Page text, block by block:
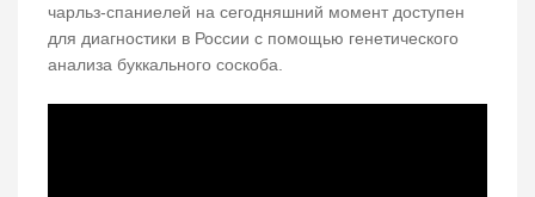
чарльз-спаниелей на сегодняшний момент доступен
для диагностики в России с помощью генетического
анализа буккального соскоба.